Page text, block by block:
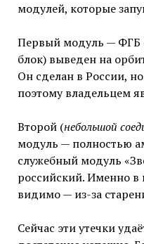
модулей, которые
Первый модуль — ФГБ
блок) выведен на
Он сделан в России,
поэтому владельцем
Второй (небольшой
модуль — полностью
служебный модуль
российский. Именно в
видимо — из-за
Сейчас эти утечки